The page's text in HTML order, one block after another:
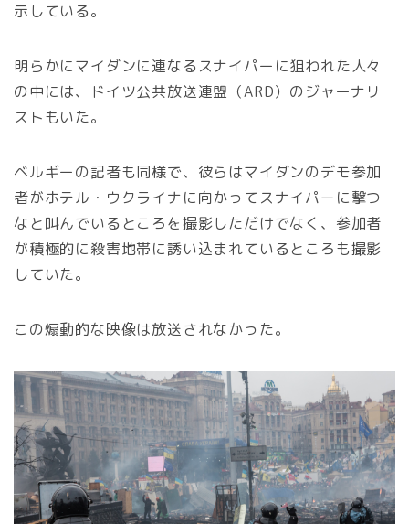
示している。
明らかにマイダンに連なるスナイパーに狙われた人々
の中には、ドイツ公共放送連盟（ARD）のジャーナリ
ストもいた。
ベルギーの記者も同様で、彼らはマイダンのデモ参加
者がホテル・ウクライナに向かってスナイパーに撃つ
なと叫んでいるところを撮影しただけでなく、参加者
が積極的に殺害地帯に誘い込まれているところも撮影
していた。
この煽動的な映像は放送されなかった。